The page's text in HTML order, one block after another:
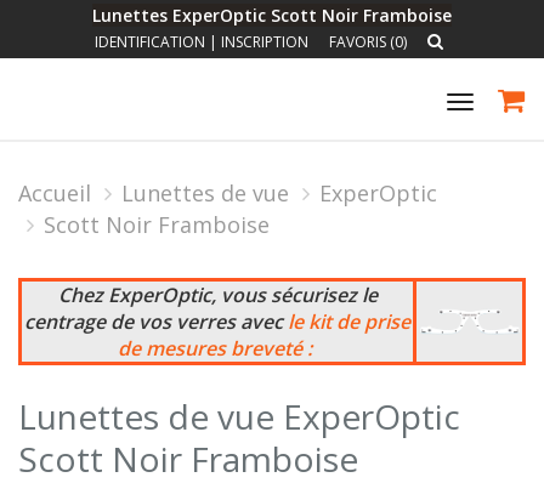
Lunettes ExperOptic Scott Noir Framboise
IDENTIFICATION | INSCRIPTION FAVORIS (0)
Toggle
Accueil Lunettes de vue
ExperOptic
Scott Noir Framboise
Chez ExperOptic, vous sécurisez le
centrage de vos verres avecle kit de prise
de mesures breveté :
Lunettes de vue ExperOptic
Scott Noir Framboise